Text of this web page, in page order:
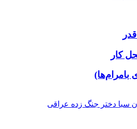
کار
بامرام‌ها)